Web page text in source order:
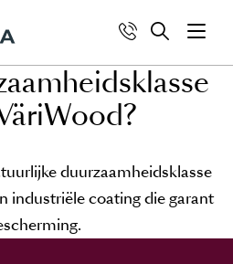
duurzaamheidsklasse
industriële coating die garant